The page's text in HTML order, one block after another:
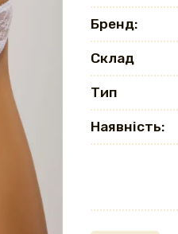
Бренд:
Склад
Тип
Наявність: